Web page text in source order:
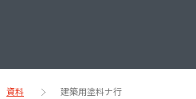
資料 建築用塗料ナ行